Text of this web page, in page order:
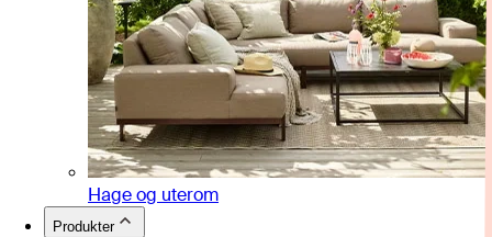
Hage og uterom
Produkter